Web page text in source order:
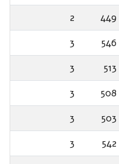
449
2
546
3
513
3
508
3
503
3
542
3